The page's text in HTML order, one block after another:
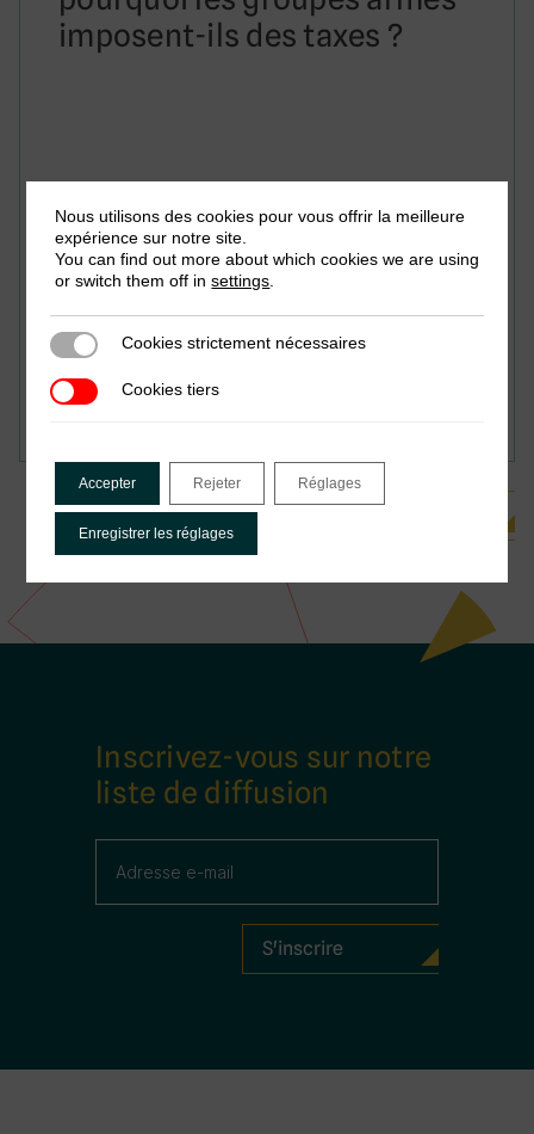
imposent-ils des taxes ?
Tanya Bandula-Irwin, Max Gallien, Ashley Jackson,
Vanessa van den Boogaard & Florian Weigand
Voir toutes les publications associées
Inscrivez-vous sur notre
liste de diffusion
Nous utilisons des cookies pour vous offrir la meilleure
expérience sur notre site.
You can find out more about which cookies we are using
or switch them off insettings
Cookies strictement nécessaires
Cookies strictement nécessaires
Cookies tiersCookies tiers
Accepter Rejeter Réglages
Enregistrer les réglages